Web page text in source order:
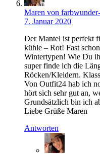
Maren von
7. Januar 2020
Der Mantel ist perfekt
kühle – Rot! Fast
Wintertypen! Wie Du
super finde ich die
Röcken/Kleidern.
Von Outfit24 hab ich
hört sich sehr gut an,
Grundsätzlich bin ich
Liebe Grüße Maren
Antworten